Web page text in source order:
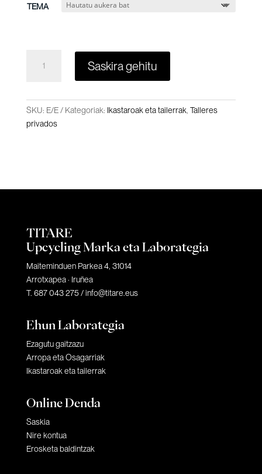
TEMA
PRIBATUAK
Saskira gehitu
SKU: E/E Kategoriak: Ikastaroak eta tailerrak, Talleres
privados
TITARE
Upcycling Marka eta Laborategia
Maiteminduen Parkea 4, 31014
Arrotxapea · Iruñea
T. 687 043 275 /info@titare.eus
Ehun Laborategia
Ezagutu gaitzazu
Arropa eta Osagarriak
Ikastaroak eta tailerrak
Online Denda
Saskia
Nire kontua
Erosketa baldintzak